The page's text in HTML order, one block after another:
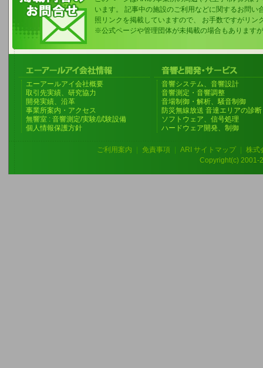
います。 記事中の施設のご利用などに関するお問い
照リンクを掲載していますので、 お手数ですがリン
※公式ページや管理団体が未掲載の場合もあります
エーアールアイ会社概要
取引先実績、研究協力
開発実績、沿革
事業所案内・アクセス
無響室 : 音響測定/実験/試験設備
個人情報保護方針
音響システム、音響設計
音響測定・音響調整
音場制御・解析、騒音制御
防災無線放送 音達エリアの診断
ソフトウェア、信号処理
ハードウェア開発、制御
ご利用案内 免責事項 ARI サイトマップ
株式
Copyright(c) 2001-